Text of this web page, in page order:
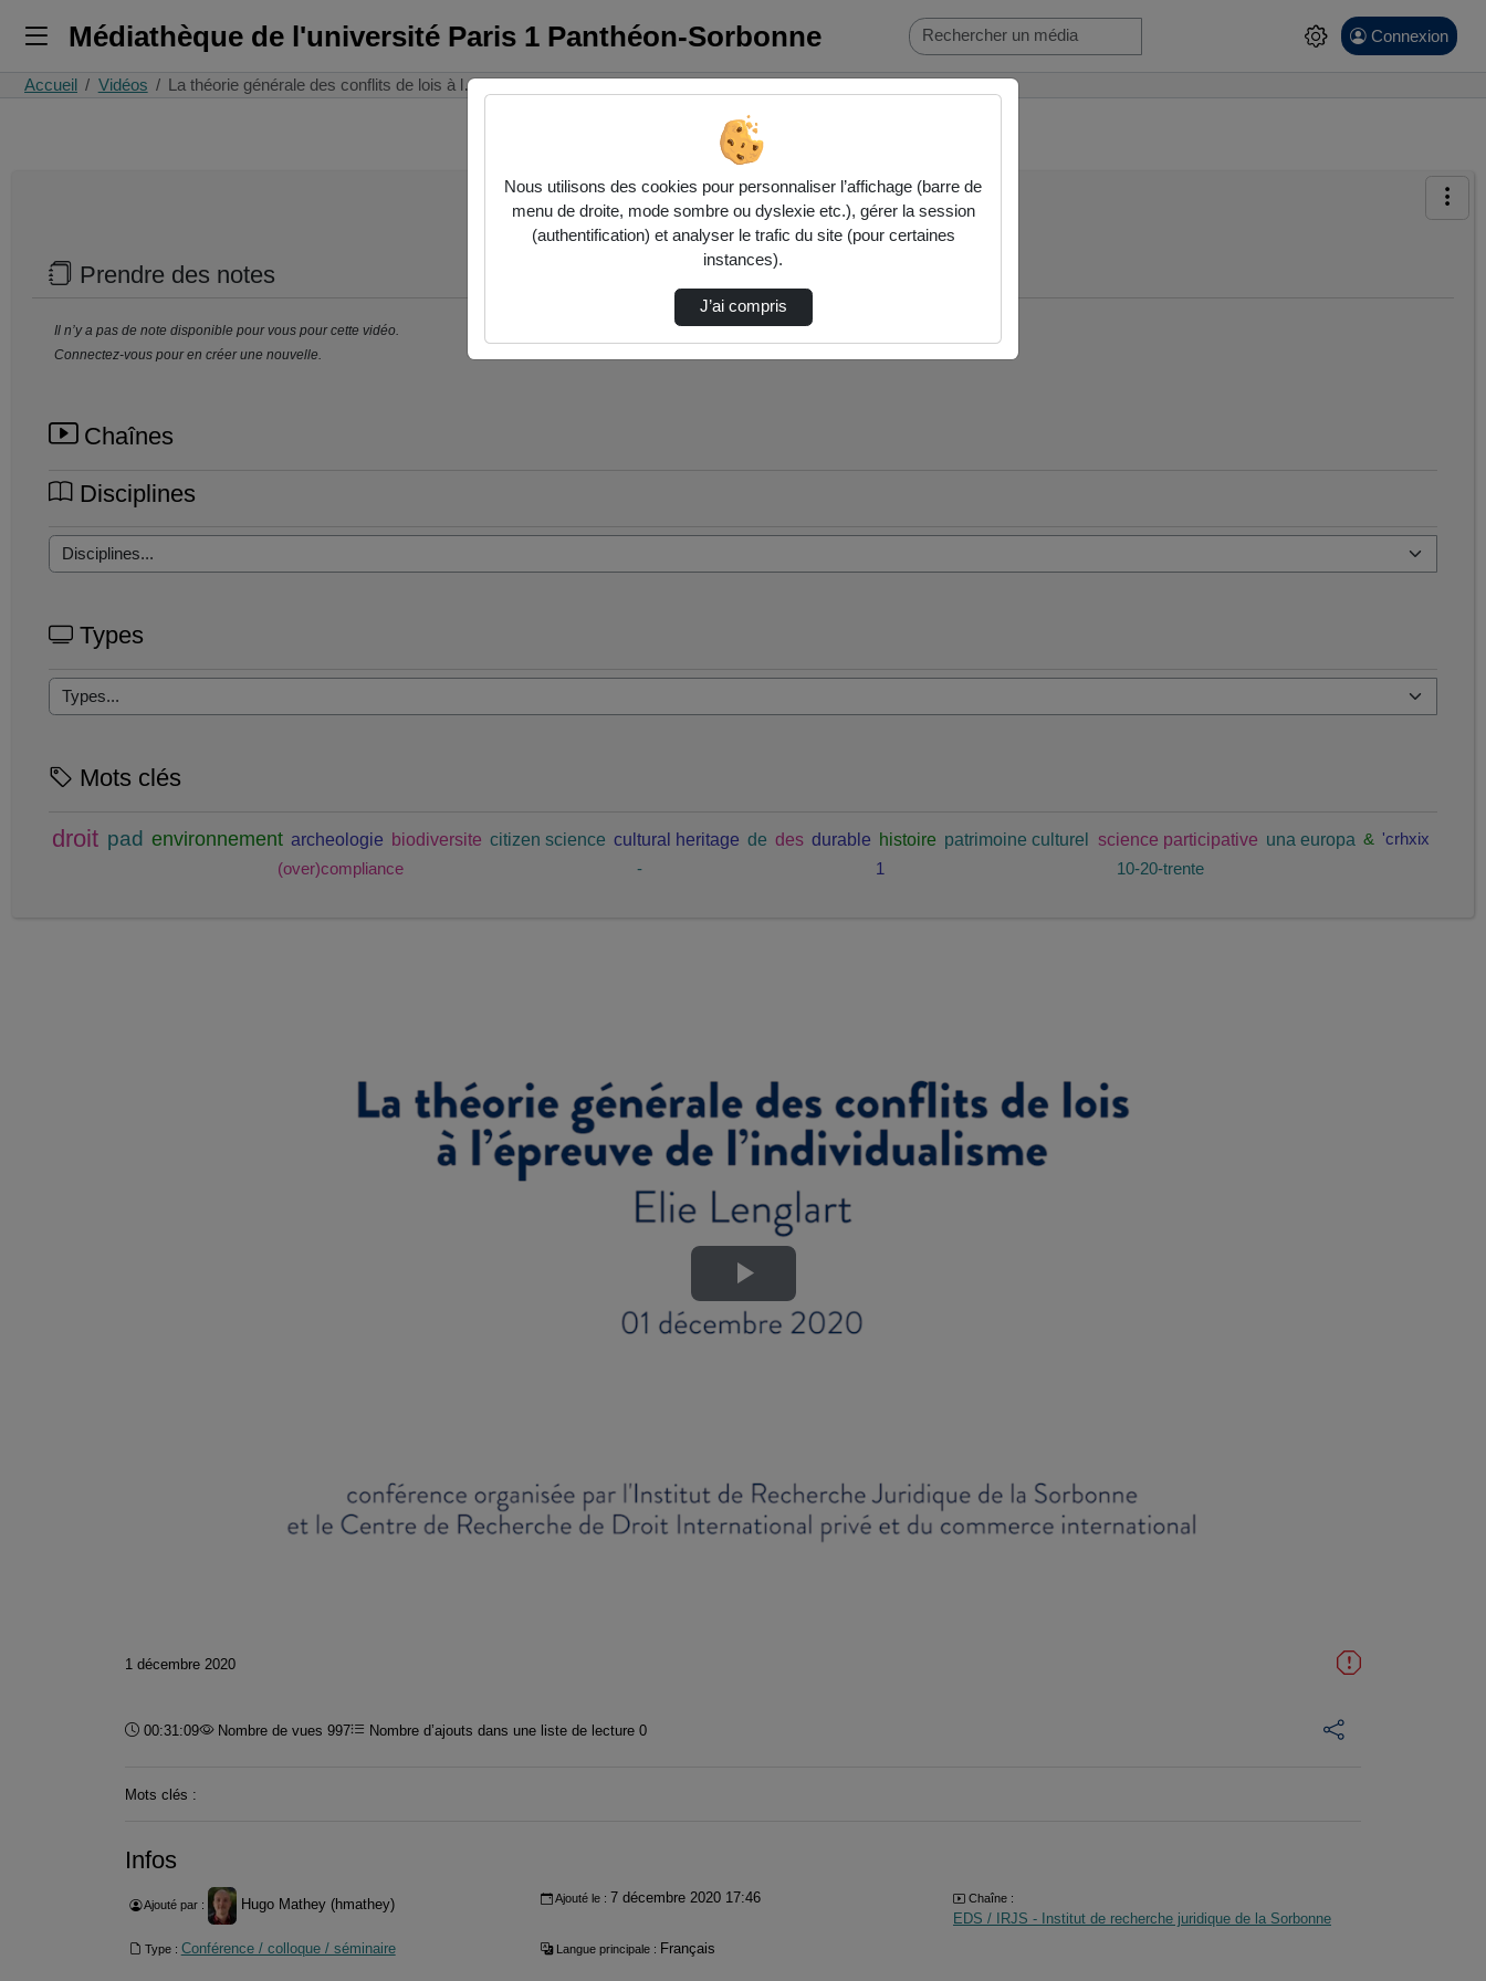
Médiathèque de l'université Paris 1 Panthéon-Sorbonne Connexion
Accueil Vidéos La théorie générale des conflits de lois à l…
Prendre des notes
Il n’y a pas de note disponible pour vous pour cette vidéo.
Connectez-vous pour en créer une nouvelle.
Chaînes
Disciplines
Types
Mots clés
droit pad environnement archeologie biodiversite citizen science cultural heritage de des durable histoire patrimoine culturel science participative una europa & 'crhxix
(over)compliance
- 1 10-20-trente
Lire
1 décembre 2020
Durée :
00:31:09 Nombre de vues 997 Nombre d’ajouts dans une liste de lecture 0
Mots clés :
Infos
Ajouté par : Hugo Mathey (hmathey) Ajouté le : 7 décembre 2020 17:46 Chaîne :
EDS / IRJS - Institut de recherche juridique de la Sorbonne
Type : Conférence / colloque / séminaire Langue principale : Français
Nous utilisons des cookies pour personnaliser l’affichage (barre de
menu de droite, mode sombre ou dyslexie etc.), gérer la session
(authentification) et analyser le trafic du site (pour certaines
instances).
J’ai compris